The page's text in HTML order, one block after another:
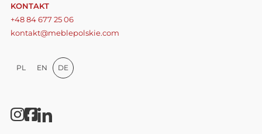
KONTAKT
+48 84 677 25 06
kontakt@meblepolskie.com
PL EN DE